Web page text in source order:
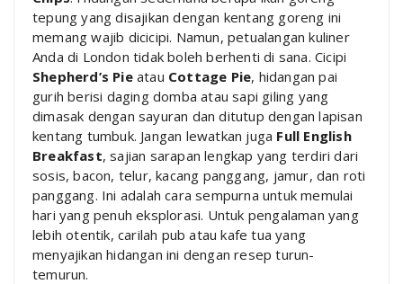
tepung yang disajikan dengan kentang goreng ini
memang wajib dicicipi. Namun, petualangan kuliner
Anda di London tidak boleh berhenti di sana. Cicipi
Shepherd’s Pieatau Cottage Pie, hidangan pai
gurih berisi daging domba atau sapi giling yang
dimasak dengan sayuran dan ditutup dengan lapisan
kentang tumbuk. Jangan lewatkan juga Full English
Breakfast, sajian sarapan lengkap yang terdiri dari
sosis, bacon, telur, kacang panggang, jamur, dan roti
panggang. Ini adalah cara sempurna untuk memulai
hari yang penuh eksplorasi. Untuk pengalaman yang
lebih otentik, carilah pub atau kafe tua yang
menyajikan hidangan ini dengan resep turun-
temurun.